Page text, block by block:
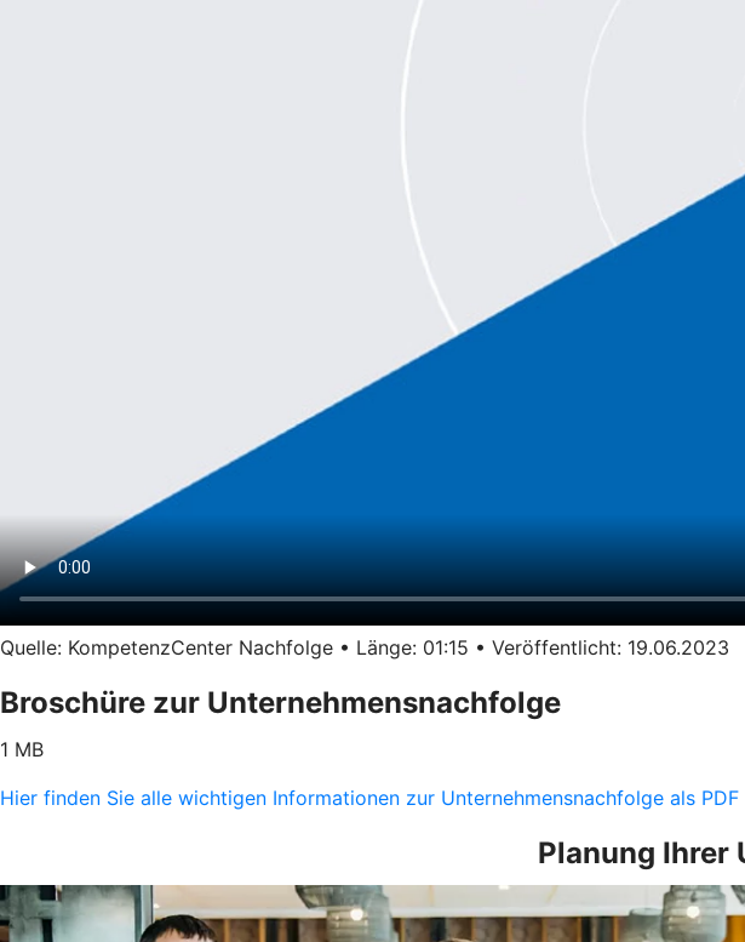
Quelle: KompetenzCenter Nachfolge • Länge: 01:15 • Veröffentlicht: 19.06.2023
Broschüre zur Unternehmensnachfolge
1 MB
Hier finden Sie alle wichtigen Informationen zur Unternehmensnachfolge als
Planung Ihrer